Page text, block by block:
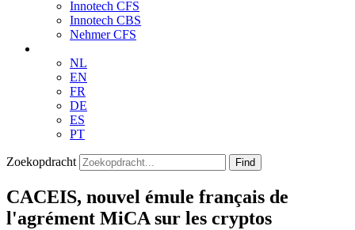
Innotech CFS
Innotech CBS
Nehmer CFS
NL
EN
FR
DE
ES
PT
Zoekopdracht Find
CACEIS, nouvel émule français de
l'agrément MiCA sur les cryptos